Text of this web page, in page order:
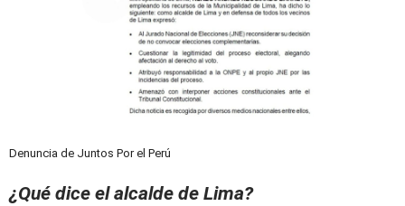
Denuncia de Juntos Por el Perú
¿Qué dice el alcalde de Lima?